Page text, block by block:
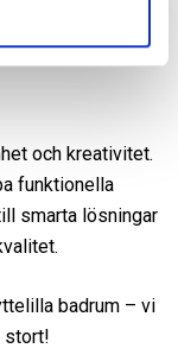
och kreativitet.
funktionella
smarta lösningar
badrum – vi
stort!